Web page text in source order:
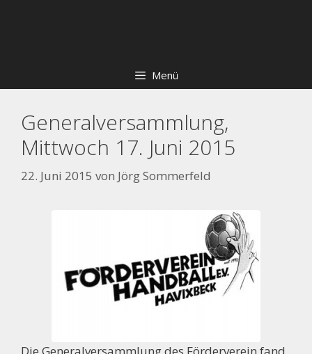
Menü
Generalversammlung,
Mittwoch 17. Juni 2015
22. Juni 2015 von Jörg Sommerfeld